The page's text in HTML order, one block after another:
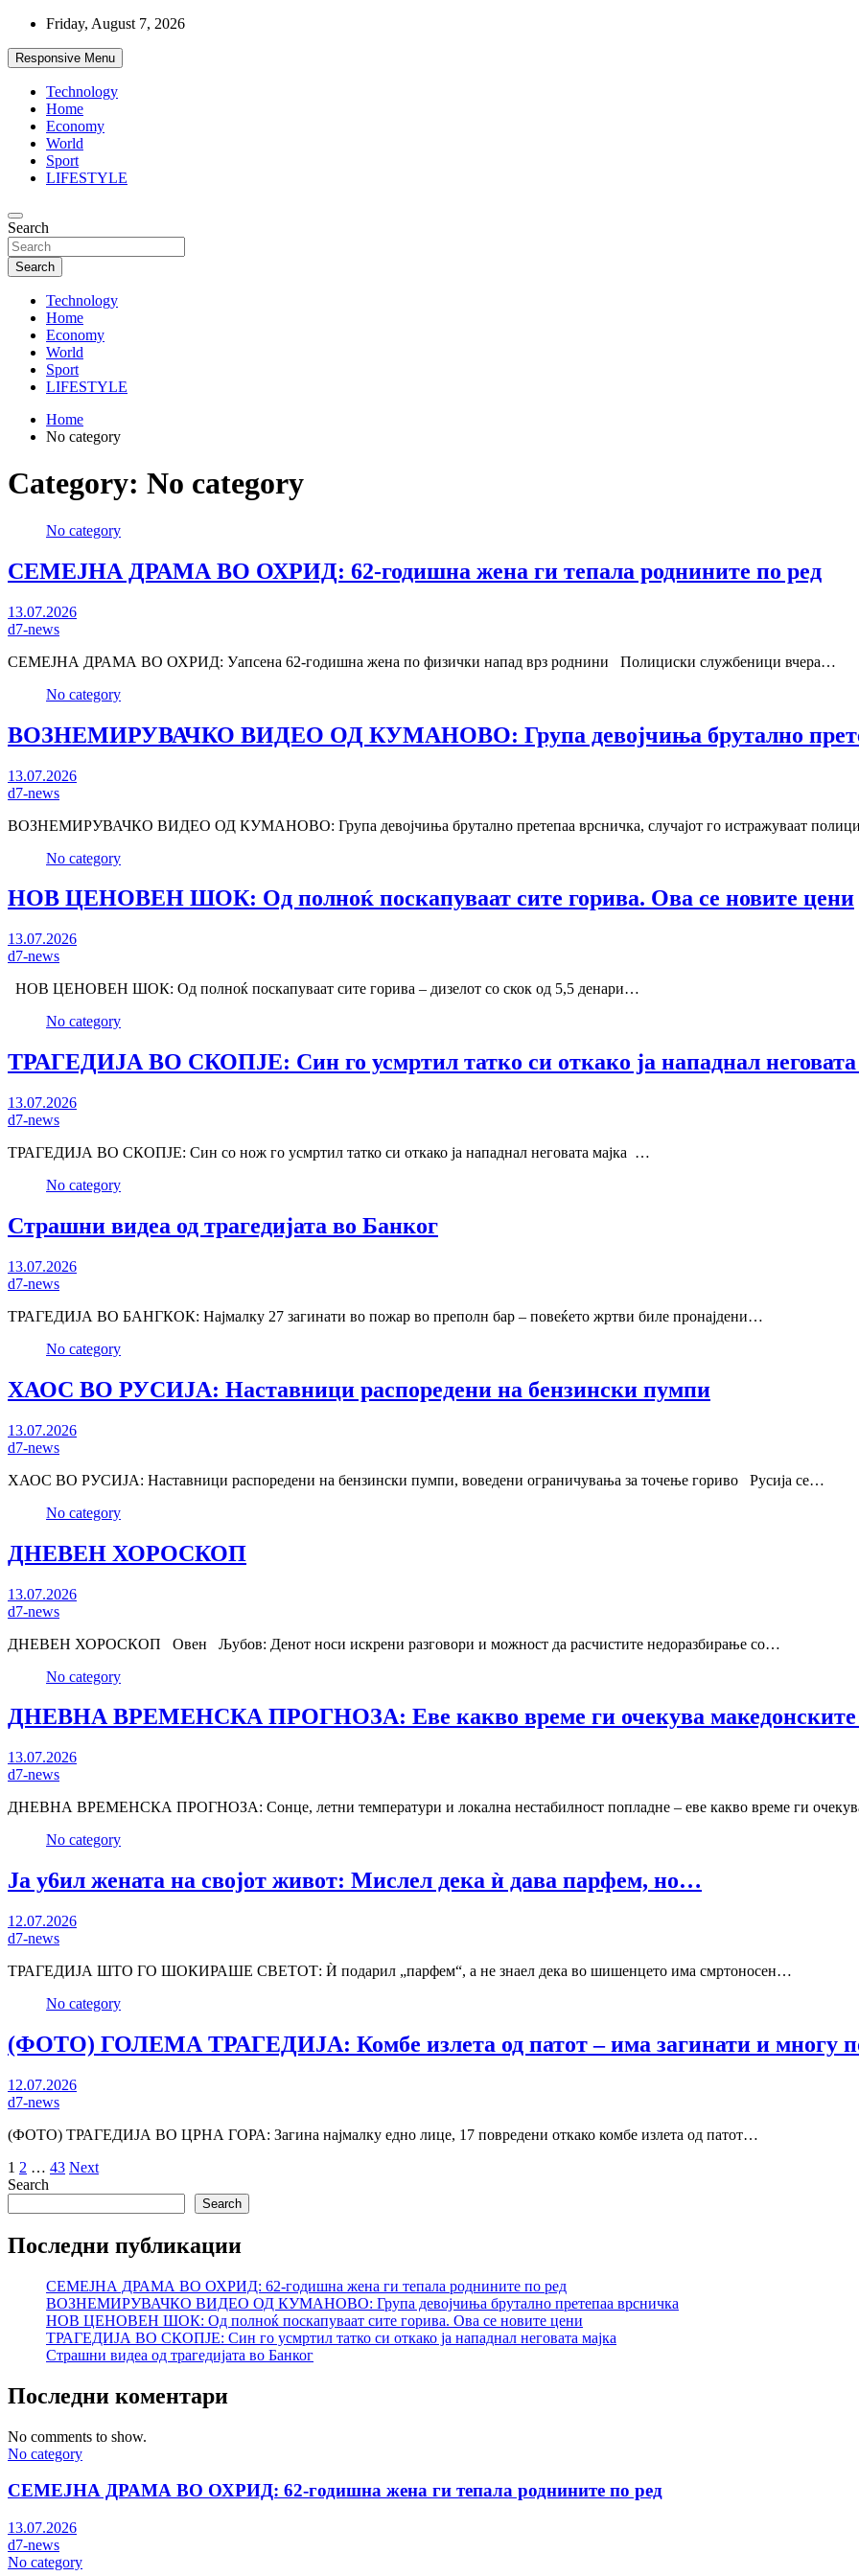
Skip
content
Friday, August 7, 2026
Responsive Menu
Technology
Home
Economy
World
Sport
LIFESTYLE
d7-news.com
News
Search
Search
Technology
Home
Economy
World
Sport
LIFESTYLE
Home
No category
Category: No category
No category
СЕМЕЈНА ДРАМА ВО ОХРИД: 62-годишна жена ги тепала роднините по ред
13.07.2026
d7-news
СЕМЕЈНА ДРАМА ВО ОХРИД: Уапсена 62-годишна жена по физички напад врз роднини Полициски службеници вчера…
No category
ВОЗНЕМИРУВАЧКО ВИДЕО ОД КУМАНОВО: Група девојчиња брутално
13.07.2026
d7-news
ВОЗНЕМИРУВАЧКО ВИДЕО ОД КУМАНОВО: Група девојчиња брутално претепаа врсничка, случајот го истражуваат
No category
НОВ ЦЕНОВЕН ШОК: Од полноќ поскапуваат сите горива. Ова се новите цени
13.07.2026
d7-news
НОВ ЦЕНОВЕН ШОК: Од полноќ поскапуваат сите горива – дизелот со скок од 5,5 денари…
No category
ТРАГЕДИЈА ВО СКОПЈЕ: Син го усмртил татко си откако ја нападнал неговата
13.07.2026
d7-news
ТРАГЕДИЈА ВО СКОПЈЕ: Син со нож го усмртил татко си откако ја нападнал неговата мајка …
No category
Страшни видеа од трагедијата во Банког
13.07.2026
d7-news
ТРАГЕДИЈА ВО БАНГКОК: Најмалку 27 загинати во пожар во преполн бар – повеќето жртви биле пронајдени…
No category
ХАОС ВО РУСИЈА: Наставници распоредени на бензински пумпи
13.07.2026
d7-news
ХАОС ВО РУСИЈА: Наставници распоредени на бензински пумпи, воведени ограничувања за точење гориво Русија се…
No category
ДНЕВЕН ХОРОСКОП
13.07.2026
d7-news
ДНЕВЕН ХОРОСКОП Овен Љубов: Денот носи искрени разговори и можност да расчистите недоразбирање со…
No category
ДНЕВНА ВРЕМЕНСКА ПРОГНОЗА: Eве какво време ги очекува македонските
13.07.2026
d7-news
ДНЕВНА ВРЕМЕНСКА ПРОГНОЗА: Сонце, летни температури и локална нестабилност попладне – еве какво време ги
No category
Jа y6ил жената на својот живот: Мислел дека ѝ дава парфем, но…
12.07.2026
d7-news
ТРАГЕДИЈА ШТО ГО ШОКИРАШЕ СВЕТОТ: Ѝ подарил „парфем“, а не знаел дека во шишенцето има смртоносен…
No category
(ФОТО) ГОЛЕМА ТРАГЕДИЈА: Комбе излета од патот – има загинати и многу
12.07.2026
d7-news
(ФОТО) ТРАГЕДИЈА ВО ЦРНА ГОРА: Загина најмалку едно лице, 17 повредени откако комбе излета од патот…
Posts
pagination
1 2 … 43 Next
Search
Search
Последни публикации
СЕМЕЈНА ДРАМА ВО ОХРИД: 62-годишна жена ги тепала роднините по ред
ВОЗНЕМИРУВАЧКО ВИДЕО ОД КУМАНОВО: Група девојчиња брутално претепаа врсничка
НОВ ЦЕНОВЕН ШОК: Од полноќ поскапуваат сите горива. Ова се новите цени
ТРАГЕДИЈА ВО СКОПЈЕ: Син го усмртил татко си откако ја нападнал неговата мајка
Страшни видеа од трагедијата во Банког
Последни коментари
No comments to show.
No category
СЕМЕЈНА ДРАМА ВО ОХРИД: 62-годишна жена ги тепала роднините по ред
13.07.2026
d7-news
No category